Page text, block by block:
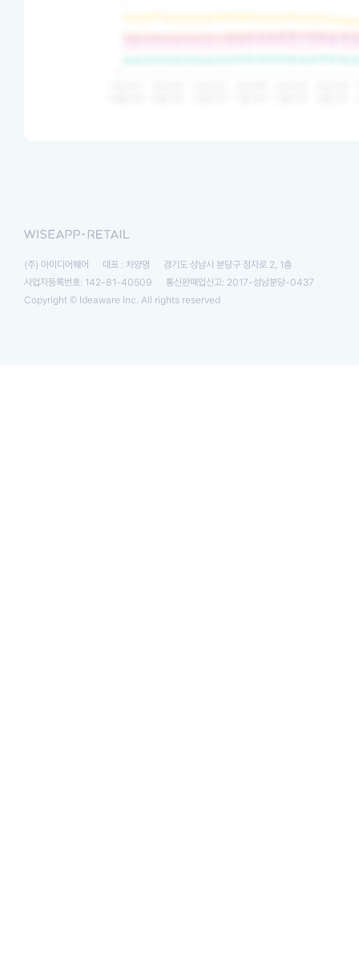
(주) 아이디어웨어 대표 : 차양명
경기도 성남시 분당구 정자로 2, 1층
사업자등록번호: 142-81-40509
통신판매업신고: 2017-성남분당-0437
Copyright © Ideaware Inc. All rights reserved